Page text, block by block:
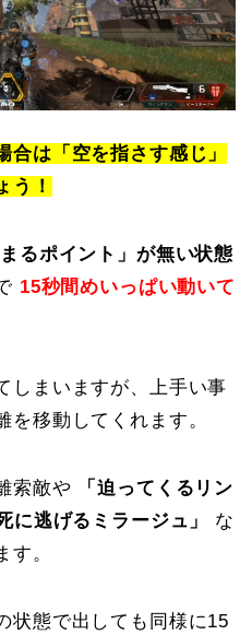
合は「空を指さす感じ」
う！
まるポイント」が無い状態
15秒間めいっぱい動いて
しまいますが、上手い事
を移動してくれます。
索敵や
「迫ってくるリン
に逃げるミラージュ」 な
す。
状態で出しても同様に15